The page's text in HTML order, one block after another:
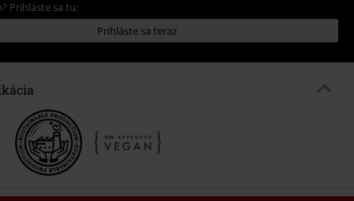
Prihláste sa tu:
Prihláste sa teraz